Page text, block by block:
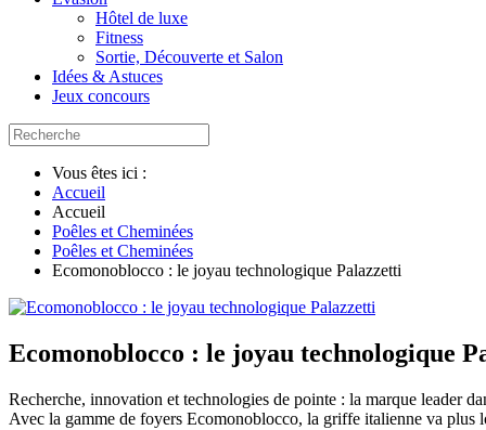
Hôtel de luxe
Fitness
Sortie, Découverte et Salon
Idées & Astuces
Jeux concours
Vous êtes ici :
Accueil
Accueil
Poêles et Cheminées
Poêles et Cheminées
Ecomonoblocco : le joyau technologique Palazzetti
Ecomonoblocco : le joyau technologique
Recherche, innovation et technologies de pointe : la marque leader
Avec la gamme de foyers Ecomonoblocco, la griffe italienne va plus